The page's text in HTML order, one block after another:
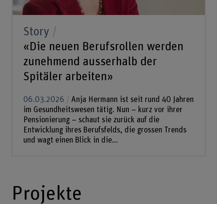
Story
«Die neuen Berufsrollen werden
zunehmend ausserhalb der
Spitäler arbeiten»
06.03.2026
Anja Hermann ist seit rund 40 Jahren
im Gesundheitswesen tätig. Nun – kurz vor ihrer
Pensionierung – schaut sie zurück auf die
Entwicklung ihres Berufsfelds, die grossen Trends
und wagt einen Blick in die...
Projekte